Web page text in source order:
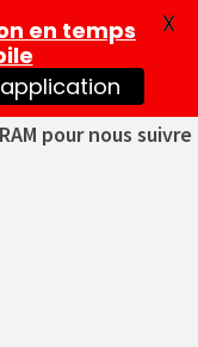
pour nous suivre
en temps
X